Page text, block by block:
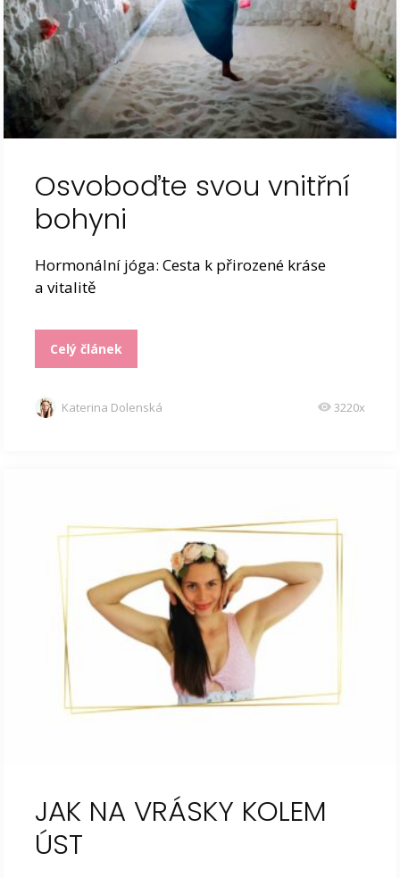
Osvoboďte svou vnitřní
bohyni
Hormonální jóga: Cesta k přirozené kráse
a vitalitě
Celý článek
Katerina Dolenská 3220x
JAK NA VRÁSKY KOLEM
ÚST